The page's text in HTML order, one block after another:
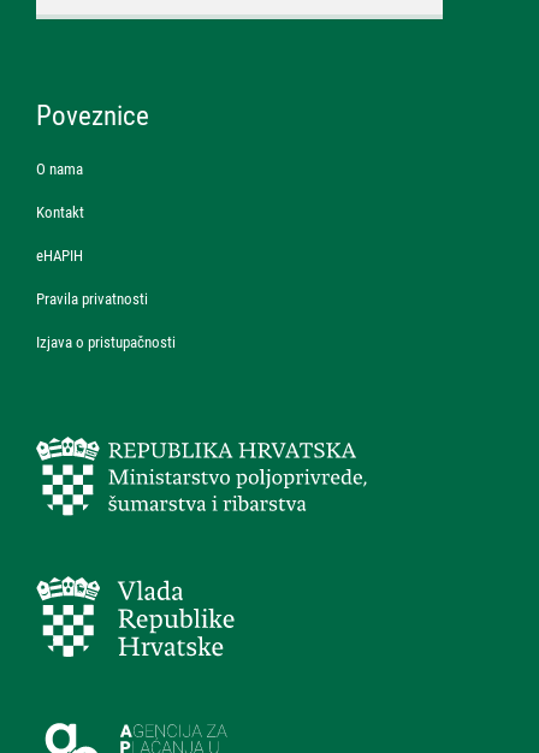
Poveznice
O nama
Kontakt
eHAPIH
Pravila privatnosti
Izjava o pristupačnosti